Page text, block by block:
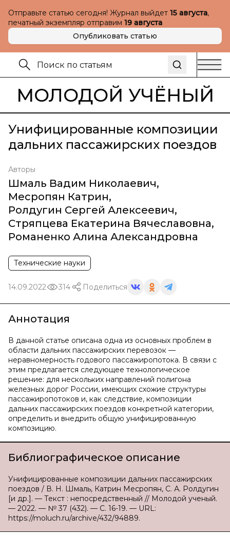
Отправьте статью сегодня! Журнал выйдет 15 августа,
печатный экземпляр отправим 19 августа
Опубликовать статью
МОЛОДОЙ УЧЁНЫЙ
Унифицированные композиции
дальних пассажирских поездов
Авторы
Шмаль Вадим Николаевич,
Месропян Катрин,
Ролдугин Сергей Алексеевич,
Стряпцева Екатерина Вячеславовна,
Романенко Алина Александровна
Технические науки
14.09.2022 314 Поделиться
Аннотация
В данной статье описана одна из основных проблем в
области дальних пассажирских перевозок —
неравномерность годового пассажиропотока. В связи с
этим предлагается следующее технологическое
решение: для нескольких направлений полигона
железных дорог России, имеющих схожие структуры
пассажиропотоков и, как следствие, композиции
дальних пассажирских поездов конкретной категории,
определить и внедрить общую унифицированную
композицию.
Библиографическое описание
Унифицированные композиции дальних пассажирских
поездов / В. Н. Шмаль, Катрин Месропян, С. А. Ролдугин
[и др.]. — Текст : непосредственный // Молодой ученый.
— 2022. — № 37 (432). — С. 16-19. — URL:
https://moluch.ru/archive/432/94889.